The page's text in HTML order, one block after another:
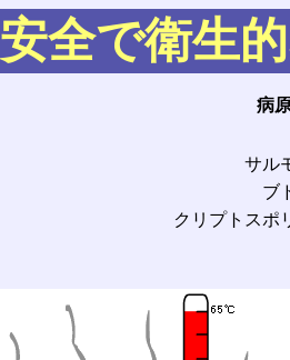
安全で衛生
病
サル
ブ
クリプトスポ